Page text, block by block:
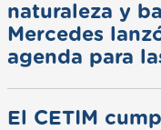
naturaleza y
Mercedes
agenda para
El CETIM